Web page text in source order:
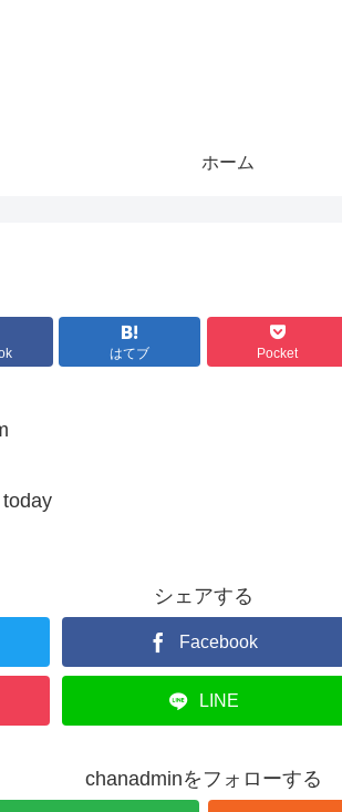
ホーム
はてブ Pocket
シェアする
Facebook
LINE
chanadminをフォローする